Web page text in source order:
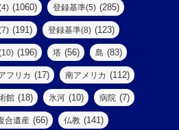
(7)
(6)
(3)
(9)
(17)
(8)
(8)
(2)
(10)
(1060) 登録基準(5) (285)
(191) 登録基準(8) (123)
(196) 塔 (56) 島 (83)
フリカ (17) 南アメリカ (112)
館 (18) 氷河 (10) 病院 (7)
合遺産 (66) 仏教 (141)